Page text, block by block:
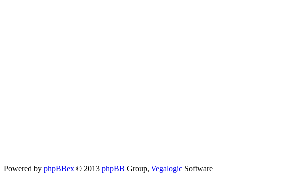
Powered by phpBBex © 2013 phpBB Group, Vegalogic Software